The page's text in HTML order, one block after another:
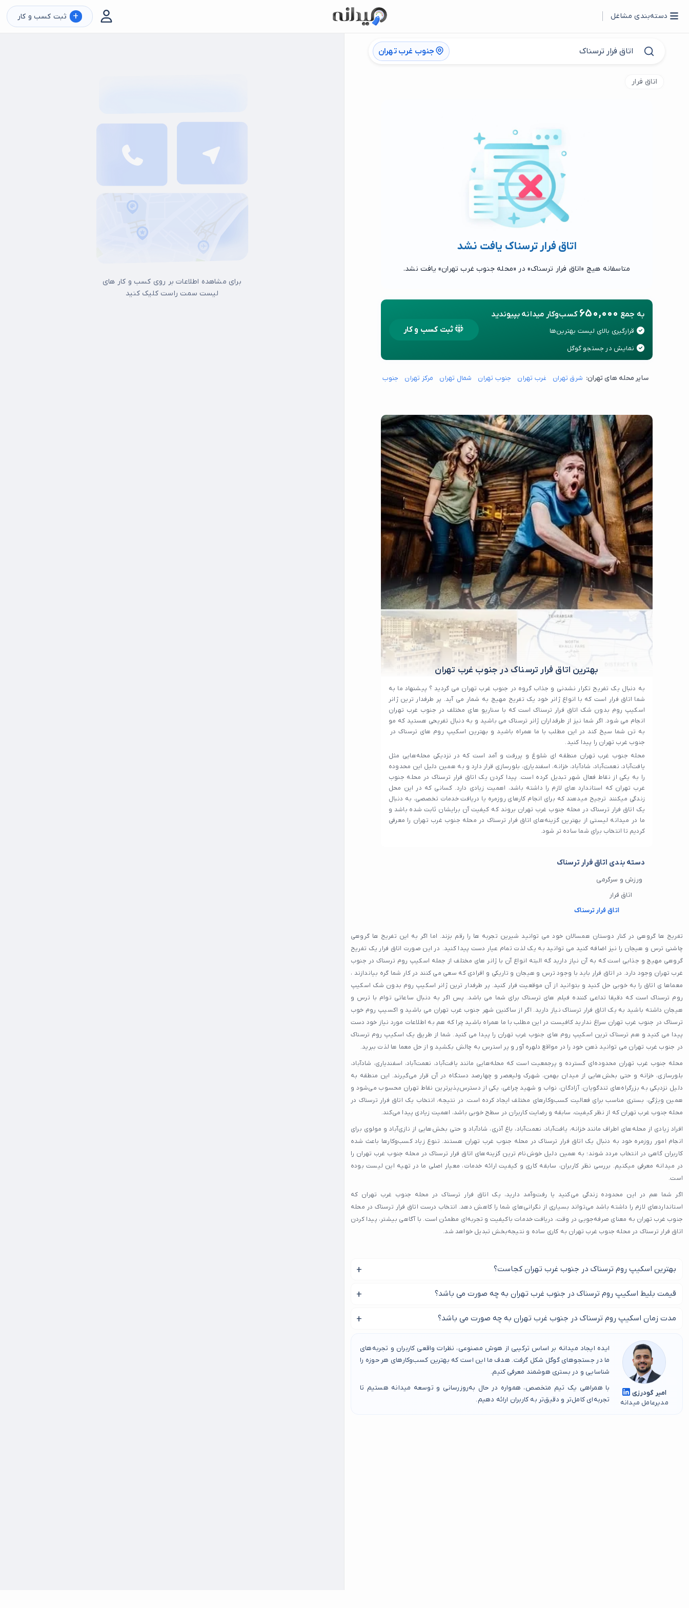
دسته‌بندی مشاغل + ثبت کسب و کار
جنوب غرب تهران
اتاق فرار
اتاق فرار ترسناک یافت نشد
متاسفانه هیچ «اتاق فرار ترسناک» در «محله جنوب غرب تهران» یافت نشد.
به جمع 650,000 کسب‌وکار میدانه بپیوندید
قرارگیری بالای لیست بهترین‌ها
نمایش در جستجو گوگل
ثبت کسب و کار
سایر محله های تهران: شرق تهران غرب تهران جنوب تهران شمال تهران مرکز تهران جنوب شرق تهران
بهترین اتاق فرار ترسناک در جنوب غرب تهران
به دنبال یک تفریح تکرار نشدنی و جذاب گروه در جنوب غرب تهران می گردید ؟ پیشنهاد ما به
شما اتاق فرار است که با انواع ژانر خود یک تفریح مهیج به شمار می آید. پر طرفدار ترین ژانر
اسکیپ روم بدون شک اتاق فرار ترسناک است که با سناریو های مختلف در جنوب غرب تهران
انجام می شود. اگر شما نیز از طرفداران ژانر ترسناک می باشید و به دنبال تفریحی هستید که مو
به تن شما سیخ کند در این مطلب با ما همراه باشید و بهترین اسکیپ روم های ترسناک در
جنوب غرب تهران را پیدا کنید.
محله جنوب غرب تهران منطقه ای شلوغ و پررفت و آمد است که در نزدیکی محله‌هایی مثل
یافت‌آباد، نعمت‌آباد، شادآباد، خزانه، اسفندیاری، بلورسازی قرار دارد و به همین دلیل این محدوده
را به یکی از نقاط فعال شهر تبدیل کرده است. پیدا کردن یک اتاق فرار ترسناک در محله جنوب
غرب تهران که استاندارد های لازم را داشته باشد، اهمیت زیادی دارد. کسانی که در این محل
زندگی میکنند ترجیح میدهند که برای انجام کارهای روزمره یا دریافت خدمات تخصصی، به دنبال
یک اتاق فرار ترسناک در محله جنوب غرب تهران بروند که کیفیت آن برایشان ثابت شده باشد و
ما در میدانه لیستی از بهترین گزینه‌های اتاق فرار ترسناک در محله جنوب غرب تهران را معرفی
کردیم تا انتخاب برای شما ساده‌ تر شود.
دسته بندی اتاق فرار ترسناک
ورزش و سرگرمی
اتاق فرار
اتاق فرار ترسناک
تفریح ها گروهی در کنار دوستان همسالان خود می توانید شیرین تجربه ها را رقم بزند. اما اگر به این تفریح ها گروهی
چاشنی ترس و هیجان را نیز اضافه کنید می توانید به یک لذت تمام عیار دست پیدا کنید. در این صورت اتاق فرار یک تفریح
گروهی مهیج و جذابی است که به آن نیاز دارید گه البته انواع آن با ژانر های مختلف از جمله اسکیپ روم ترسناک در جنوب
غرب تهران وجود دارد. در اتاق فرار باید با وجود ترس و هیجان و تاریکی و افرادی که سعی می کنند در کار شما گره بیاندازند ،
معماها ی اتاق را به خوبی حل کنید و بتوانید از آن موقعیت فرار کنید. پر طرفدار ترین ژانر اسکیپ روم بدون شک اسکیپ
روم ترسناک است که دقیقا تداعی کننده فیلم های ترسناک برای شما می باشد. پس اگر به دنبال ساعاتی توام با ترس و
هیجان داشته باشید به یک اتاق فرار ترسناک نیاز دارید. اگر از ساکنین شهر جنوب غرب تهران می باشید و اکسیپ روم خوب
ترسناک در جنوب غرب تهران سراغ ندارید کافیست در این مطلب با ما همراه باشید چرا که هم به اطلاعات مورد نیاز خود دست
پیدا می کنید و هم ترسناک ترین اسکیپ روم های جنوب غرب تهران را پیدا می کنید. شما از طریق یک اسکیپ روم ترسناک
در جنوب غرب تهران می توانید ذهن خود را در مواقع دلهره آور و پر استرس به چالش بکشید و از حل معما ها لذت ببرید.
محله جنوب غرب تهران محدوده‌ای گسترده و پرجمعیت است که محله‌هایی مانند یافت‌آباد، نعمت‌آباد، اسفندیاری، شادآباد،
بلورسازی، خزانه و حتی بخش‌هایی از میدان بهمن، شهرک ولیعصر و چهارصد دستگاه در آن قرار می‌گیرند. این منطقه به
دلیل نزدیکی به بزرگراه‌های تندگویان، آزادگان، نواب و شهید چراغی، یکی از دسترس‌پذیرترین نقاط تهران محسوب می‌شود و
همین ویژگی، بستری مناسب برای فعالیت کسب‌وکارهای مختلف ایجاد کرده است. در نتیجه، انتخاب یک اتاق فرار ترسناک در
محله جنوب غرب تهران که از نظر کیفیت، سابقه و رضایت کاربران در سطح خوبی باشد، اهمیت زیادی پیدا می‌کند.
افراد زیادی از محله‌های اطراف مانند خزانه، یافت‌آباد، نعمت‌آباد، باغ آذری، شادآباد و حتی بخش‌هایی از نازی‌آباد و مولوی برای
انجام امور روزمره خود به دنبال یک اتاق فرار ترسناک در محله جنوب غرب تهران هستند. تنوع زیاد کسب‌وکارها باعث شده
کاربران گاهی در انتخاب مردد شوند؛ به همین دلیل خوش‌نام‌ ترین گزینه‌های اتاق فرار ترسناک در محله جنوب غرب تهران را
در میدانه معرفی میکنیم. بررسی نظر کاربران، سابقه کاری و کیفیت ارائه خدمات، معیار اصلی ما در تهیه این لیست بوده
است.
اگر شما هم در این محدوده زندگی می‌کنید یا رفت‌وآمد دارید، یک اتاق فرار ترسناک در محله جنوب غرب تهران که
استانداردهای لازم را داشته باشد می‌تواند بسیاری از نگرانی‌های شما را کاهش دهد. انتخاب درست اتاق فرار ترسناک در محله
جنوب غرب تهران به معنای صرفه‌جویی در وقت، دریافت خدمات باکیفیت و تجربه‌ای مطمئن است. با آگاهی بیشتر، پیدا کردن
اتاق فرار ترسناک در محله جنوب غرب تهران به کاری ساده و نتیجه‌بخش تبدیل خواهد شد.
بهترین اسکیپ روم ترسناک در جنوب غرب تهران کجاست؟
برای پیدا کردن بهترین اتاق فرار ترسناک در جنوب غرب تهران در این مطلب با ما همراه باشید.
قیمت بلیط اسکیپ روم ترسناک در جنوب غرب تهران به چه صورت می باشد؟
هزار تومان متغیر است.
مدت زمان اسکیپ روم ترسناک در جنوب غرب تهران به چه صورت می باشد؟
مدت زمان اسکیپ روم های ترسناک در جنوب غرب تهران از 70 تا 90 دقیقه متفاوت می باشد.
امیر گودرزی
مدیرعامل میدانه
ایده ایجاد میدانه بر اساس ترکیبی از هوش مصنوعی، نظرات واقعی کاربران و تجربه‌های
ما در جستجوهای گوگل شکل گرفت. هدف ما این است که بهترین کسب‌وکارهای هر حوزه را
شناسایی و در بستری هوشمند معرفی کنیم.
با همراهی یک تیم متخصص، همواره در حال به‌روزرسانی و توسعه میدانه هستیم تا
تجربه‌ای کامل‌تر و دقیق‌تر به کاربران ارائه دهیم.
برای مشاهده اطلاعات بر روی کسب و کار های
لیست سمت راست کلیک کنید